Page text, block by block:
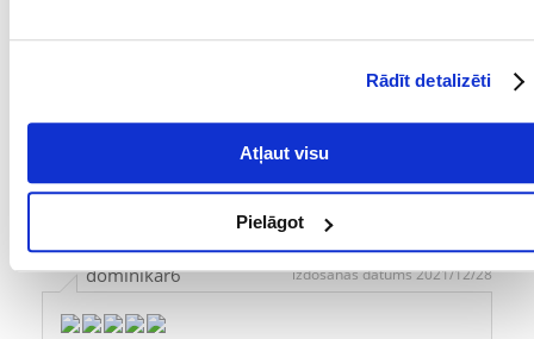
Rādīt detalizēti
Atļaut visu
Pielāgot
Royal Canin Hair&Skin barība kaķim uzreiz iepatikās. Tas
rezervi vai vispār nepārvietojās. Šajā gadījumā viņš katru
pamanīju, ka viņa kažoks vairāk spīd un ir biezāks, lai gan
parasti tas notiek ziemā. Manuprāt, arī ēdienam bija liela
nozīme.
dominikar6 izdošanas datums 2021/12/28